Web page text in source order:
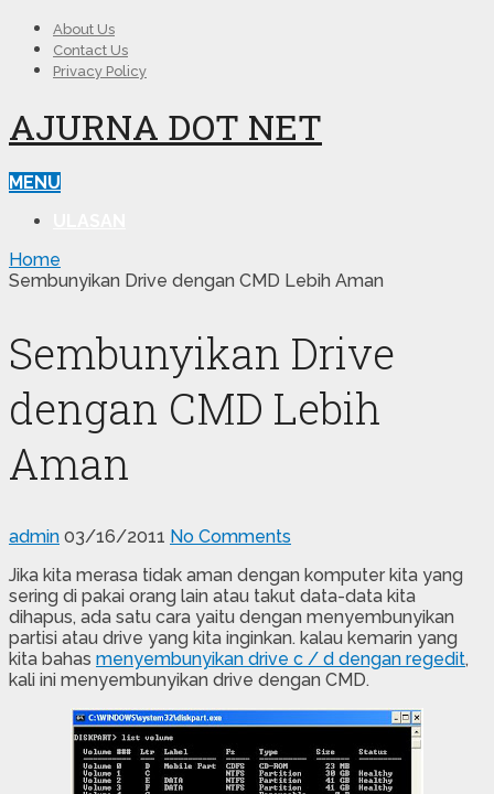
About Us
Contact Us
Privacy Policy
AJURNA DOT NET
MENU
Home
Sembunyikan Drive dengan CMD Lebih Aman
Sembunyikan Drive
dengan CMD Lebih
Aman
admin 03/16/2011 No Comments
Jika kita merasa tidak aman dengan komputer kita yang
sering di pakai orang lain atau takut data-data kita
dihapus, ada satu cara yaitu dengan menyembunyikan
partisi atau drive yang kita inginkan. kalau kemarin yang
kita bahas menyembunyikan drive c / d dengan regedit,
kali ini menyembunyikan drive dengan CMD.